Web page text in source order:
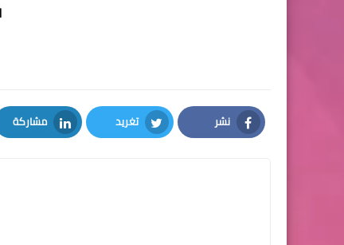
نشر
Facebook
تغريد
Twitter
مشاركة
LinkedIn